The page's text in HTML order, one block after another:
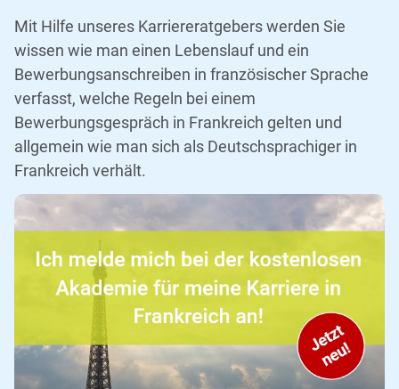
Mit Hilfe unseres Karriereratgebers werden Sie
wissen wie man einen Lebenslauf und ein
Bewerbungsanschreiben in französischer Sprache
verfasst, welche Regeln bei einem
Bewerbungsgespräch in Frankreich gelten und
allgemein wie man sich als Deutschsprachiger in
Frankreich verhält.